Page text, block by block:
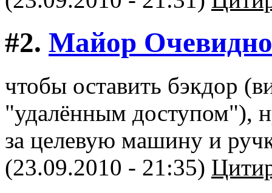
#2. Майор
чтобы оставить бэкдор
"удалённым доступом"),
за целевую машину и
(23.09.2010 - 21:35)